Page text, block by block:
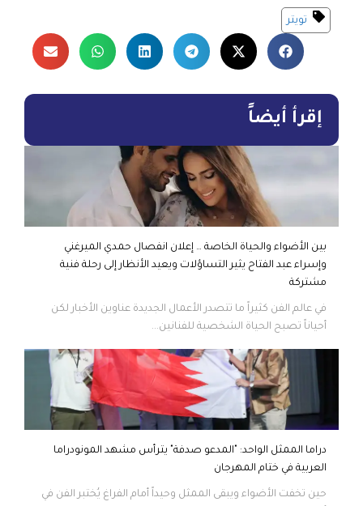
تويتر
إقرأ أيضاً
بين الأضواء والحياة الخاصة … إعلان انفصال حمدي الميرغني
وإسراء عبد الفتاح يثير التساؤلات ويعيد الأنظار إلى رحلة فنية
مشتركة
في عالم الفن كثيراً ما تتصدر الأعمال الجديدة عناوين الأخبار لكن
أحياناً تصبح الحياة الشخصية للفنانين...
دراما الممثل الواحد: "المدعو صدفة" يترأس مشهد المونودراما
العربية في ختام المهرجان
حين تخفت الأضواء ويبقى الممثل وحيداً أمام الفراغ يُختبر الفن في